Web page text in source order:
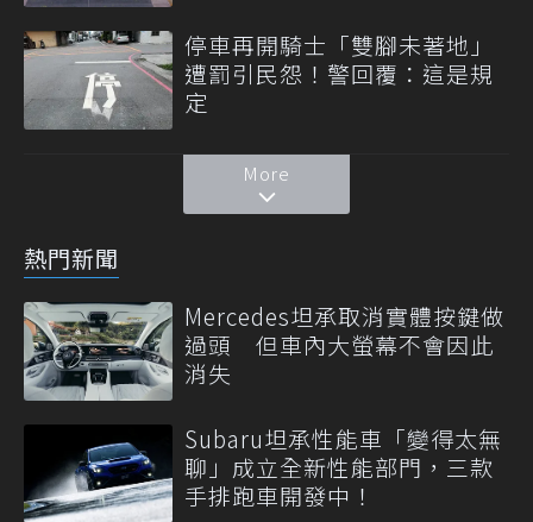
停車再開騎士「雙腳未著地」
遭罰引民怨！警回覆：這是規
定
More
熱門新聞
Mercedes坦承取消實體按鍵做
過頭 但車內大螢幕不會因此
消失
Subaru坦承性能車「變得太無
聊」成立全新性能部門，三款
手排跑車開發中！